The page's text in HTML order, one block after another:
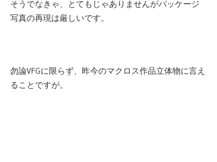
そうでなきゃ、とてもじゃありませんがパッケージ
写真の再現は厳しいです。
勿論VFGに限らず、昨今のマクロス作品立体物に言え
ることですが。